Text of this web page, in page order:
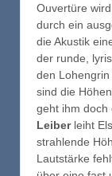
Ouvertüre
durch ein
die Akustik
der runde,
den
sind die
geht ihm doch
Leiberleiht
strahlende
Lautstärke